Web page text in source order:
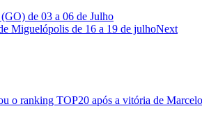
de 03 a 06 de Julho
Miguelópolis de 16 a 19 de julhoNext
o ranking TOP20 após a vitória de